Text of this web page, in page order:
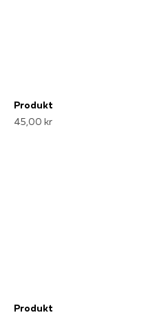
Produkt
45,00 kr
Produkt